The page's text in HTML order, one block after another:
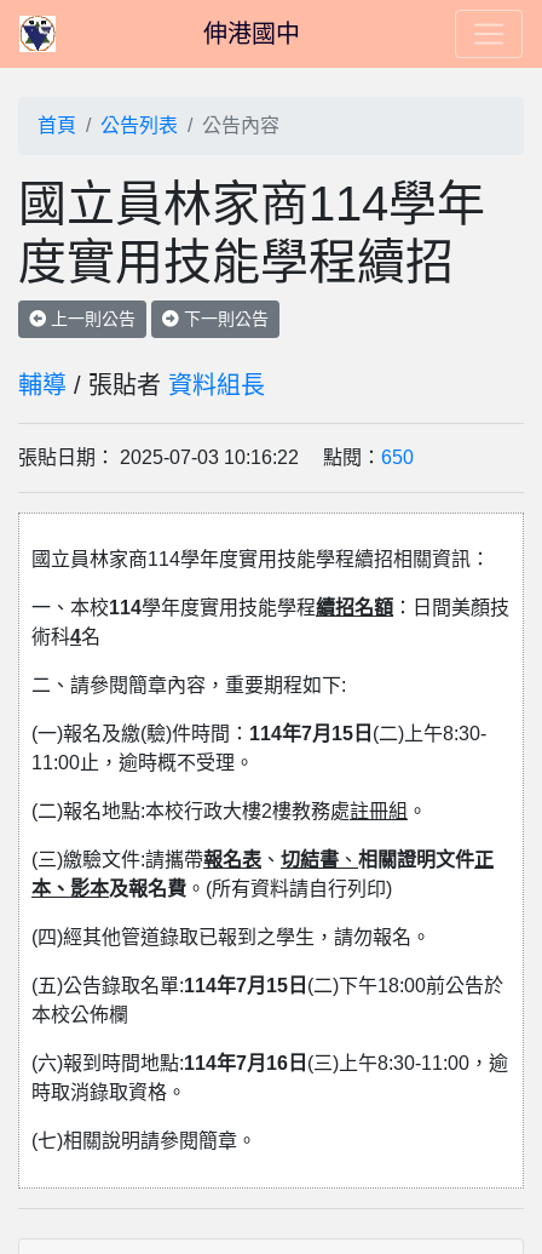
伸港國中
首頁 公告列表 公告內容
國立員林家商114學年
度實用技能學程續招
上一則公告 下一則公告
輔導 / 張貼者 資料組長
張貼日期： 2025-07-03 10:16:22 點閱： 650
國立員林家商114學年度實用技能學程續招相關資訊：
一、本校114學年度實用技能學程續招名額 ：日間美顏技
術科4名
二、請參閱簡章內容，重要期程如下:
(一)報名及繳(驗)件時間： 114年7月15日 (二)上午8:30-
11:00止，逾時概不受理。
(二)報名地點:本校行政大樓2樓教務處註冊組 。
(三)繳驗文件:請攜帶報名表 、 切結書 、 相關證明文件正
本、影本及報名費 。(所有資料請自行列印)
(四)經其他管道錄取已報到之學生，請勿報名。
(五)公告錄取名單:114年7月15日 (二)下午18:00前公告於
本校公佈欄
(六)報到時間地點:114年7月16日 (三)上午8:30-11:00，逾
時取消錄取資格。
(七)相關說明請參閱簡章。